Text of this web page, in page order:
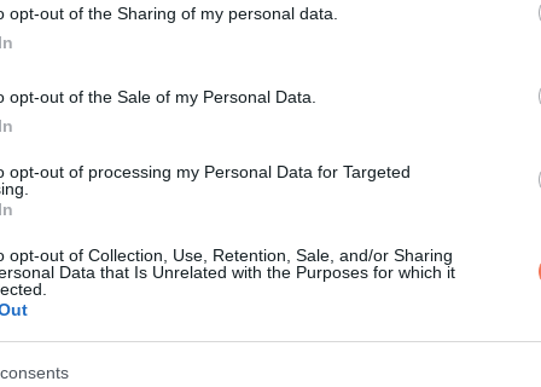
opt-out of the Sharing of my personal data.
opt-out of the Sale of my Personal Data.
opt-out of processing my Personal Data for Targeted
opt-out of Collection, Use, Retention, Sale, and/or Sharing
Data that Is Unrelated with the Purposes for which it
Egy fényképész
a durva valóságot,
szobákban Dél-
amikor az
alkottak a